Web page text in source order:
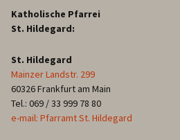
Katholische Pfarrei
St. Hildegard:
St. Hildegard
Mainzer Landstr. 299
60326 Frankfurt am Main
Tel.: 069 / 33 999 78 80
e-mail: Pfarramt St. Hildegard